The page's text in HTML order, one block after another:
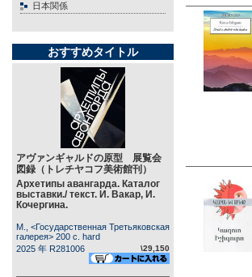
日本関係
おすすめタイトル
アヴァンギャルドの原型 展覧会
図録（トレチヤコフ美術館刊）
Архетипы авангарда. Каталог
выставки./ текст. И. Вакар, И.
Кочергина.
М., <Государственная Третьяковская
галерея> 200 c. hard
2025 年 R281006
\29,150